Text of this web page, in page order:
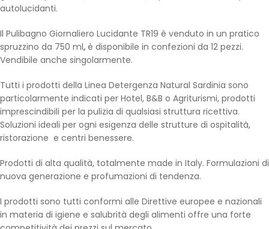
autolucidanti.
Il Pulibagno Giornaliero Lucidante TR19 è venduto in un pratico
spruzzino da 750 ml, è disponibile in confezioni da 12 pezzi.
Vendibile anche singolarmente.
Tutti i prodotti della Linea Detergenza Natural Sardinia sono
particolarmente indicati per Hotel, B&B o Agriturismi, prodotti
imprescindibili per la pulizia di qualsiasi struttura ricettiva.
Soluzioni ideali per ogni esigenza delle strutture di ospitalità,
ristorazione e centri benessere.
Prodotti di alta qualità, totalmente made in Italy. Formulazioni di
nuova generazione e profumazioni di tendenza.
I prodotti sono tutti conformi alle Direttive europee e nazionali
in materia di igiene e salubrità degli alimenti offre una forte